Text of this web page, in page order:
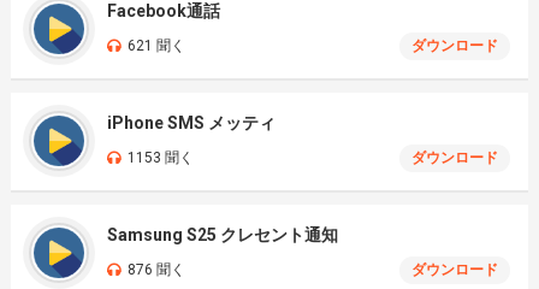
Facebook通話
621 聞く ダウンロード
iPhone SMS メッティ
1153 聞く ダウンロード
Samsung S25 クレセント通知
876 聞く ダウンロード